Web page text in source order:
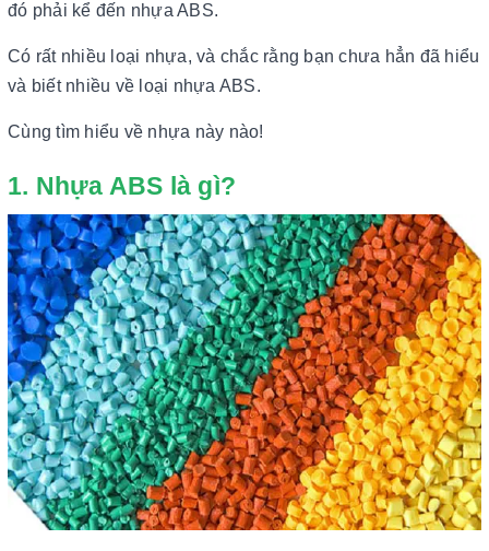
đó phải kể đến nhựa ABS.
Có rất nhiều loại nhựa, và chắc rằng bạn chưa hẳn đã hiểu
và biết nhiều về loại nhựa ABS.
Cùng tìm hiểu về nhựa này nào!
1. Nhựa ABS là gì?